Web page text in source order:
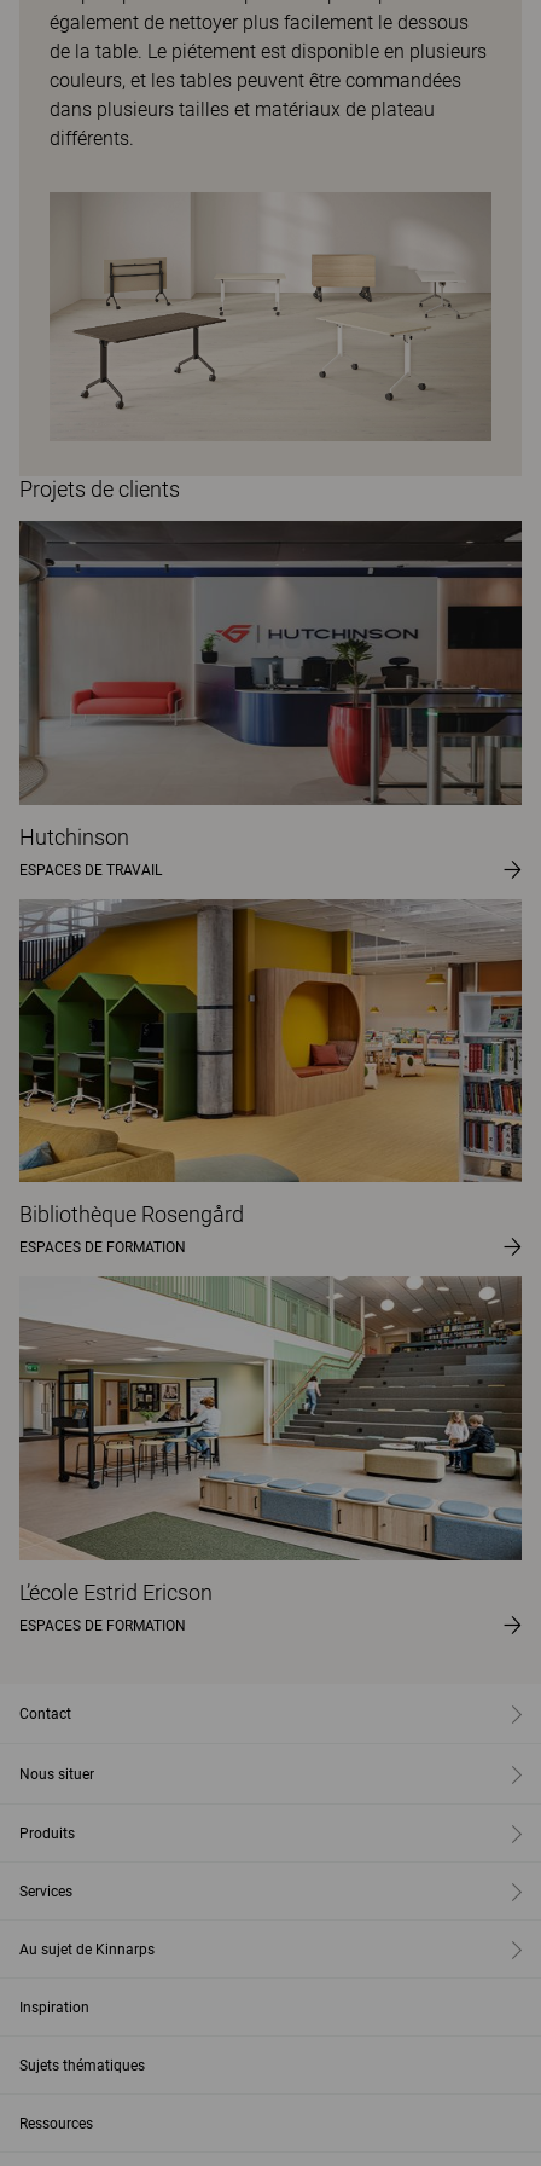
également de nettoyer plus facilement le dessous
de la table. Le piétement est disponible en plusieurs
couleurs, et les tables peuvent être commandées
dans plusieurs tailles et matériaux de plateau
différents.
Projets de clients
Hutchinson
ESPACES DE TRAVAIL
Bibliothèque Rosengård
ESPACES DE FORMATION
L’école Estrid Ericson
ESPACES DE FORMATION
Contact
Nous situer
Produits
Services
Au sujet de Kinnarps
Inspiration
Sujets thématiques
Ressources